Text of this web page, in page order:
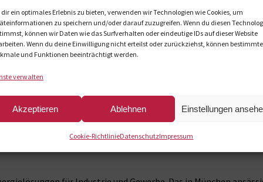
dir ein optimales Erlebnis zu bieten, verwenden wir Technologien wie Cookies, um
zu speichern und/oder darauf zuzugreifen. Wenn du diesen
können wir Daten wie das Surfverhalten oder eindeutige IDs auf dieser Website
Wenn du deine Einwilligung nicht erteilst oder zurückziehst, können bestimmte
und Funktionen beeinträchtigt werden.
verwalten
Akzeptieren Ablehnen Einstellungen
Cookie-RichtlinieDatenschutzImpressum
gerüstet und kann perspektivisch auf bis zu 1,5
und zusätzliche Elektrifizierungsmaßnahmen am Standort
wird der Eigenverbrauch vor Ort weiter steigen,
zwischen Kolibri360 und Enerkii soll zukünftig auch
ist ein führender Logistik- und Distributionspartner für
in Heeslingen und Erfurt aus unterstützt Kolibri360